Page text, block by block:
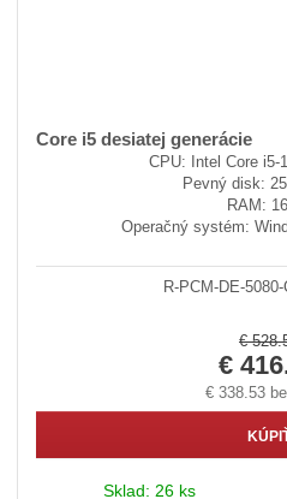
Core i5 desiatej generácie
CPU: Intel Core i5-
Pevný disk:
RAM:
Operačný systém:
R-PCM-DE-
€
€
€ 338.53
Sklad: 26 ks